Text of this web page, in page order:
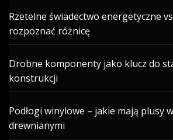
Rzetelne świadectwo energetyczne
rozpoznać różnicę
Drobne komponenty jako klucz do
konstrukcji
Podłogi winylowe – jakie mają plusy
drewnianymi